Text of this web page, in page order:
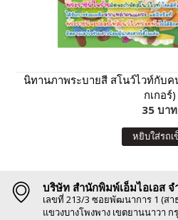
นิทานภาพระบายสี สโนว์ไวท์กับ
กเกอร์)
35 บาท
หยิบใส่รถเ
บริษัท สำนักพิมพ์เอ็มไอเอส จ
เลขที่ 213/3 ซอยพัฒนาการ 1 (สา
แขวงบางโพงพาง เขตยานนาวา ก